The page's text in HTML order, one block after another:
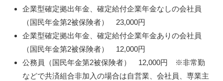
企業型確定拠出年金、確定給付企業年金なしの会社員
（国民年金第2被保険者） 23,000円
企業型確定拠出年金、確定給付企業年金ありの会社員
（国民年金第2被保険者） 12,000円
公務員（国民年金第2被保険者） 12,000円 ※非常勤
などで共済組合非加入の場合は自営業、会社員、専業主